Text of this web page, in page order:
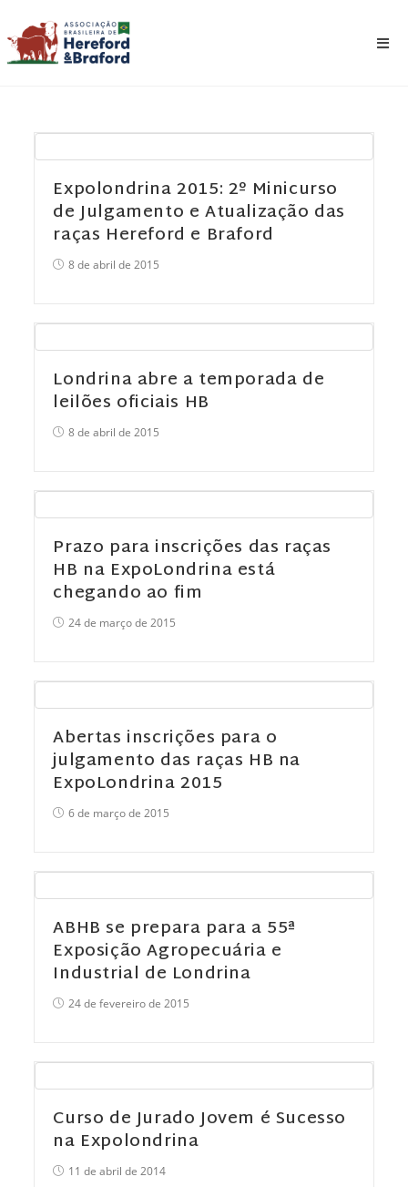
Expolondrina 2015: 2º Minicurso
de Julgamento e Atualização das
raças Hereford e Braford
8 de abril de 2015
Londrina abre a temporada de
leilões oficiais HB
8 de abril de 2015
Prazo para inscrições das raças
HB na ExpoLondrina está
chegando ao fim
24 de março de 2015
Abertas inscrições para o
julgamento das raças HB na
ExpoLondrina 2015
6 de março de 2015
ABHB se prepara para a 55ª
Exposição Agropecuária e
Industrial de Londrina
24 de fevereiro de 2015
Curso de Jurado Jovem é Sucesso
na Expolondrina
11 de abril de 2014